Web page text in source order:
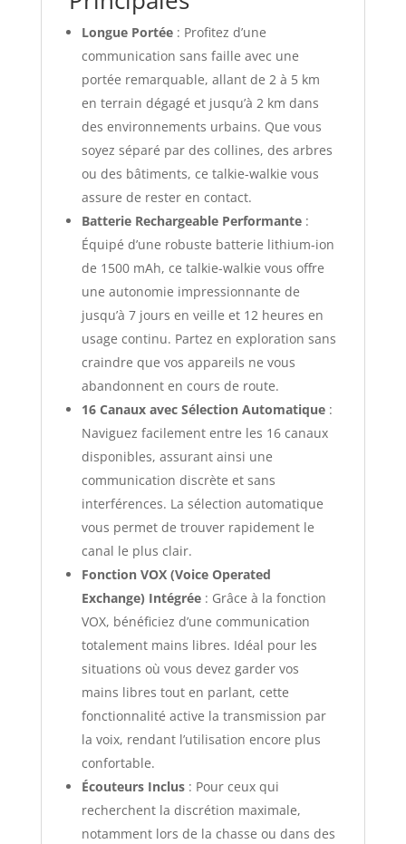
Longue Portée: Profitez d’une
communication sans faille avec une
portée remarquable, allant de 2 à 5 km
en terrain dégagé et jusqu’à 2 km dans
des environnements urbains. Que vous
soyez séparé par des collines, des arbres
ou des bâtiments, ce talkie-walkie vous
assure de rester en contact.
Batterie Rechargeable Performante:
Équipé d’une robuste batterie lithium-ion
de 1500 mAh, ce talkie-walkie vous offre
une autonomie impressionnante de
jusqu’à 7 jours en veille et 12 heures en
usage continu. Partez en exploration sans
craindre que vos appareils ne vous
abandonnent en cours de route.
16 Canaux avec Sélection Automatique:
Naviguez facilement entre les 16 canaux
disponibles, assurant ainsi une
communication discrète et sans
interférences. La sélection automatique
vous permet de trouver rapidement le
canal le plus clair.
Fonction VOX (Voice Operated
Exchange) Intégrée: Grâce à la fonction
VOX, bénéficiez d’une communication
totalement mains libres. Idéal pour les
situations où vous devez garder vos
mains libres tout en parlant, cette
fonctionnalité active la transmission par
la voix, rendant l’utilisation encore plus
confortable.
Écouteurs Inclus: Pour ceux qui
recherchent la discrétion maximale,
notamment lors de la chasse ou dans des